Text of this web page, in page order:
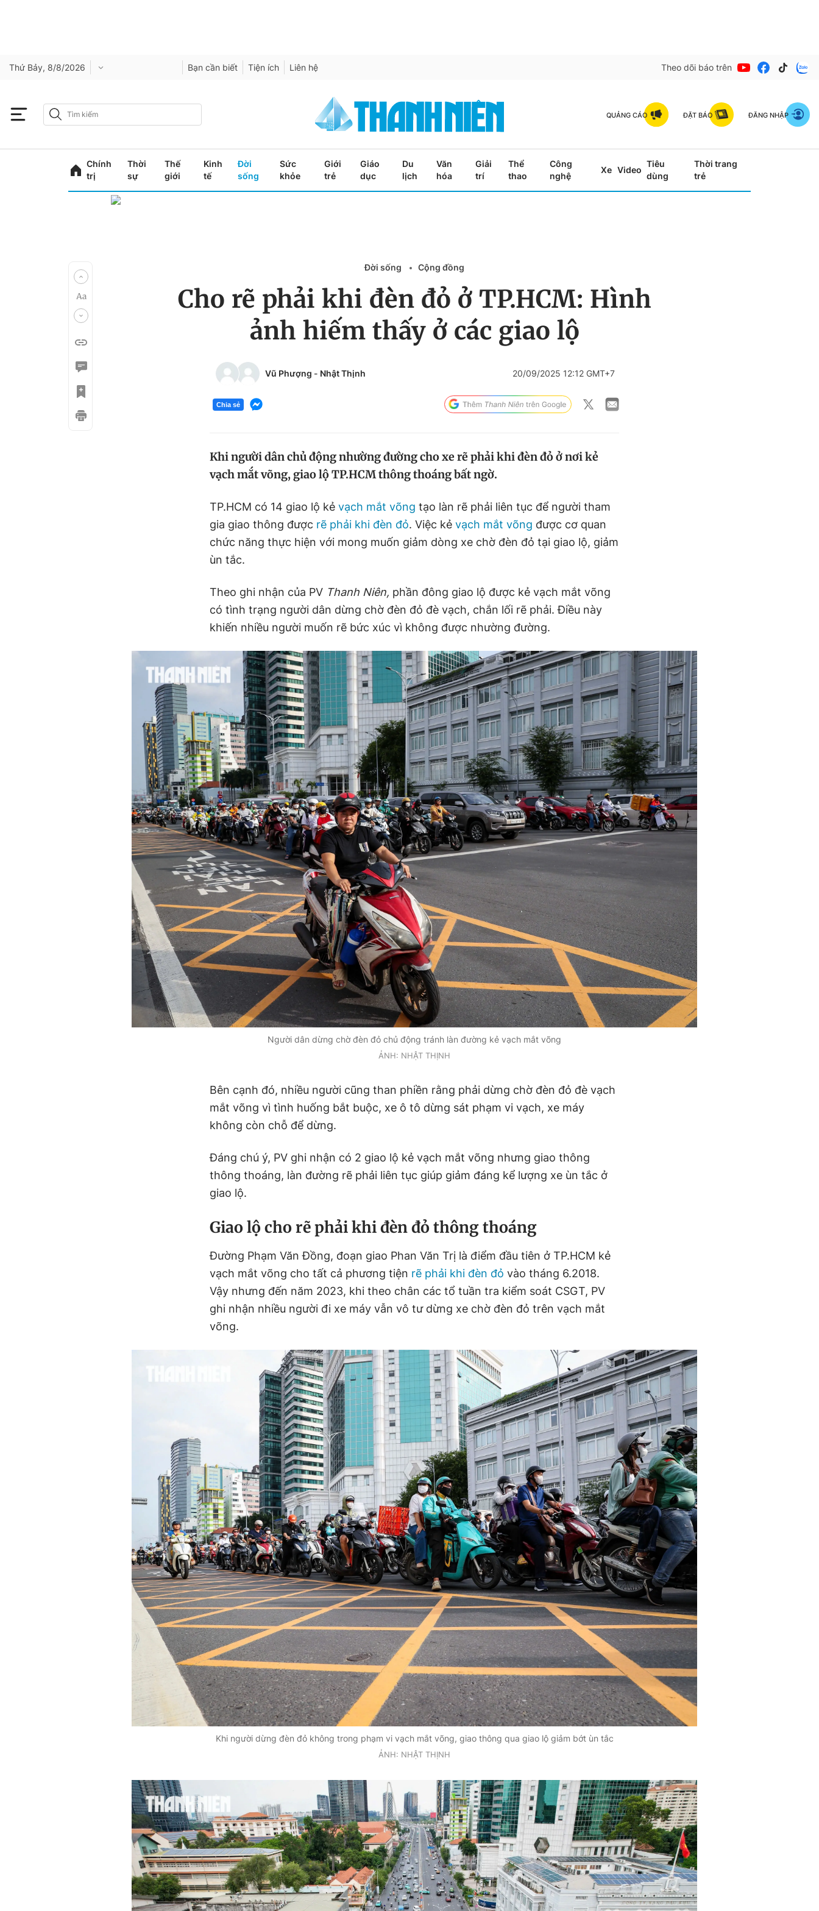
Thứ Bảy, 8/8/2026 Bạn cần biết Tiện ích Liên hệ Theo dõi báo trên
QUẢNG CÁO ĐẶT BÁO ĐĂNG NHẬP
Chính
trị
Thời
sự
Thế
giới
Kinh
tế
Đời
sống
Sức
khỏe
Giới
trẻ
Giáo
dục
Du
lịch
Văn
hóa
Giải
trí
Thể
thao
Công
nghệ
Xe Video
Tiêu
dùng
Thời trang
trẻ
Đời sống Cộng đồng
Cho rẽ phải khi đèn đỏ ở TP.HCM: Hình
ảnh hiếm thấy ở các giao lộ
Vũ Phượng - Nhật Thịnh 20/09/2025 12:12 GMT+7
Chia sẻ
Khi người dân chủ động nhường đường cho xe rẽ phải khi đèn đỏ ở nơi kẻ
vạch mắt võng, giao lộ TP.HCM thông thoáng bất ngờ.
TP.HCM có 14 giao lộ kẻ vạch mắt võng tạo làn rẽ phải liên tục để người tham
gia giao thông được rẽ phải khi đèn đỏ. Việc kẻ vạch mắt võng được cơ quan
chức năng thực hiện với mong muốn giảm dòng xe chờ đèn đỏ tại giao lộ, giảm
ùn tắc.
Theo ghi nhận của PV Thanh Niên, phần đông giao lộ được kẻ vạch mắt võng
có tình trạng người dân dừng chờ đèn đỏ đè vạch, chắn lối rẽ phải. Điều này
khiến nhiều người muốn rẽ bức xúc vì không được nhường đường.
Người dân dừng chờ đèn đỏ chủ động tránh làn đường kẻ vạch mắt võng
ẢNH: NHẬT THỊNH
Bên cạnh đó, nhiều người cũng than phiền rằng phải dừng chờ đèn đỏ đè vạch
mắt võng vì tình huống bắt buộc, xe ô tô dừng sát phạm vi vạch, xe máy
không còn chỗ để dừng.
Đáng chú ý, PV ghi nhận có 2 giao lộ kẻ vạch mắt võng nhưng giao thông
thông thoáng, làn đường rẽ phải liên tục giúp giảm đáng kể lượng xe ùn tắc ở
giao lộ.
Giao lộ cho rẽ phải khi đèn đỏ thông thoáng
Đường Phạm Văn Đồng, đoạn giao Phan Văn Trị là điểm đầu tiên ở TP.HCM kẻ
vạch mắt võng cho tất cả phương tiện rẽ phải khi đèn đỏ vào tháng 6.2018.
Vậy nhưng đến năm 2023, khi theo chân các tổ tuần tra kiểm soát CSGT, PV
ghi nhận nhiều người đi xe máy vẫn vô tư dừng xe chờ đèn đỏ trên vạch mắt
võng.
Khi người dừng đèn đỏ không trong phạm vi vạch mắt võng, giao thông qua giao lộ giảm bớt ùn tắc
ẢNH: NHẬT THỊNH